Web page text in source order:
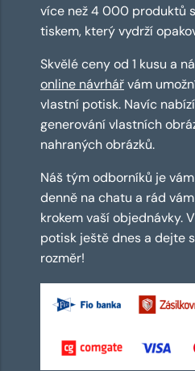
více než 4 000 produktů
tiskem, který vydrží
Skvělé ceny od 1 kusu a
online návrhářvám
vlastní potisk. Navíc
generování vlastních
nahraných obrázků.
Náš tým odborníků je
denně na chatu a rád
krokem vaší objednávky.
potisk ještě dnes a dejte
rozměr!